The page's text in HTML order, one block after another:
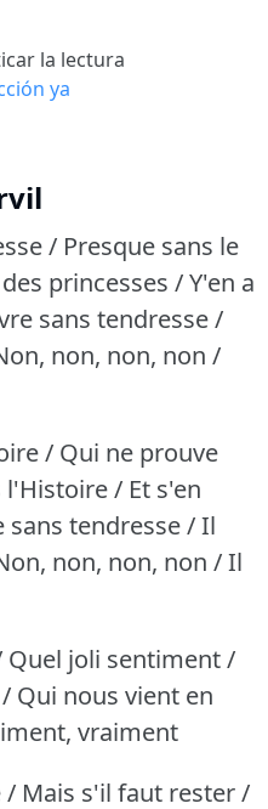
la lectura
ya
/ Presque sans le
princesses / Y'en a
sans tendresse /
non, non, non /
/ Qui ne prouve
/ Et s'en
tendresse / Il
non, non, non / Il
Quel joli sentiment /
Qui nous vient en
vraiment
/ Mais s'il faut rester /